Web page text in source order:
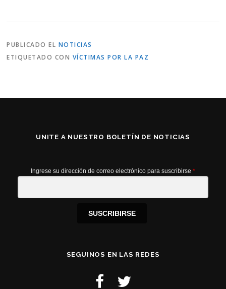
PUBLICADO EL NOTICIAS
ETIQUETADO CON VÍCTIMAS POR LA PAZ
UNITE A NUESTRO BOLETÍN DE NOTICIAS
Ingrese su dirección de correo electrónico para suscribirse *
SUSCRIBIRSE
SEGUINOS EN LAS REDES